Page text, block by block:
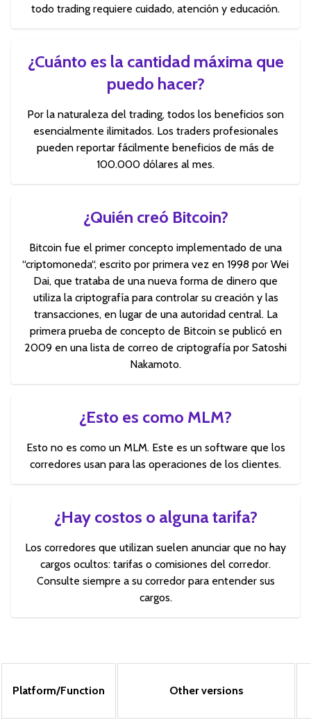
todo trading requiere cuidado, atención y educación.
¿Cuánto es la cantidad máxima que
puedo hacer?
Por la naturaleza del trading, todos los beneficios son
esencialmente ilimitados. Los traders profesionales
pueden reportar fácilmente beneficios de más de
100.000 dólares al mes.
¿Quién creó Bitcoin?
Bitcoin fue el primer concepto implementado de una
“criptomoneda“, escrito por primera vez en 1998 por Wei
Dai, que trataba de una nueva forma de dinero que
utiliza la criptografía para controlar su creación y las
transacciones, en lugar de una autoridad central. La
primera prueba de concepto de Bitcoin se publicó en
2009 en una lista de correo de criptografía por Satoshi
Nakamoto.
¿Esto es como MLM?
Esto no es como un MLM. Este es un software que los
corredores usan para las operaciones de los clientes.
¿Hay costos o alguna tarifa?
Los corredores que utilizan suelen anunciar que no hay
cargos ocultos: tarifas o comisiones del corredor.
Consulte siempre a su corredor para entender sus
cargos.
Platform/Function Other versions